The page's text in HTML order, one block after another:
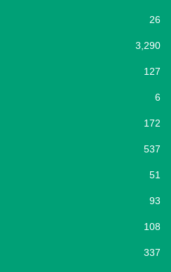
26
3,290
127
6
172
537
51
93
108
337